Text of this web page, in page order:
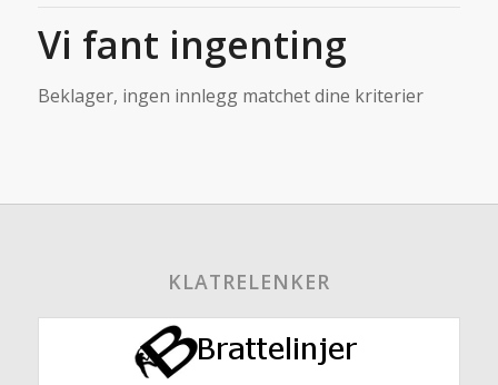
Vi fant ingenting
Beklager, ingen innlegg matchet dine kriterier
KLATRELENKER